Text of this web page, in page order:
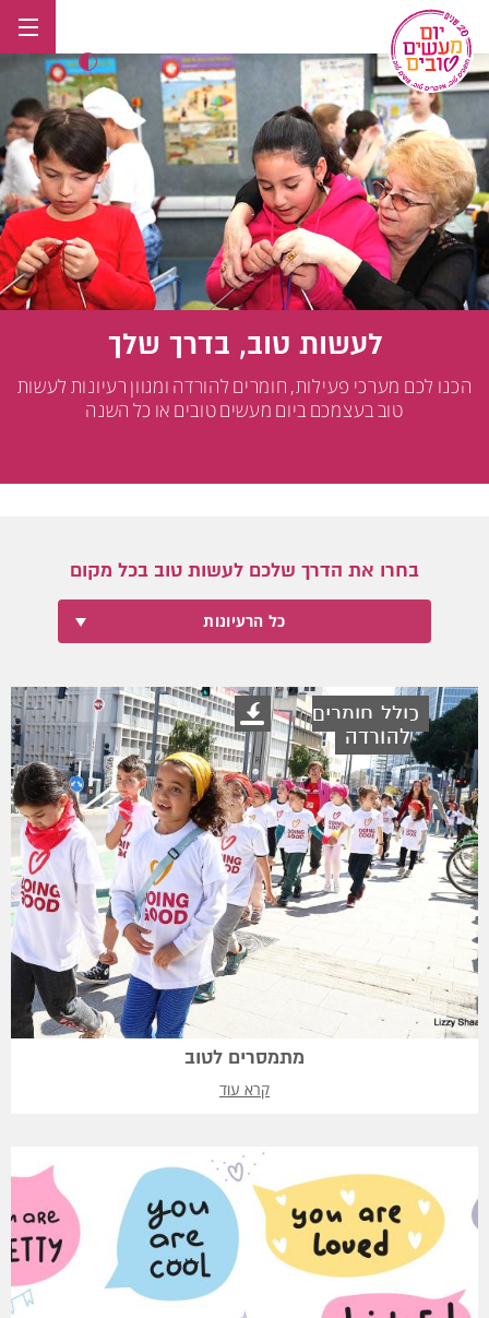
לתוכן
לעשות טוב, בדרך שלך
הכנו לכם מערכי פעילות, חומרים להורדה ומגוון רעיונות לעשות
טוב בעצמכם ביום מעשים טובים או כל השנה
בחרו את הדרך שלכם לעשות טוב בכל מקום
כל הרעיונות
כולל חומרים
להורדה
מתמסרים לטוב
קרא עוד